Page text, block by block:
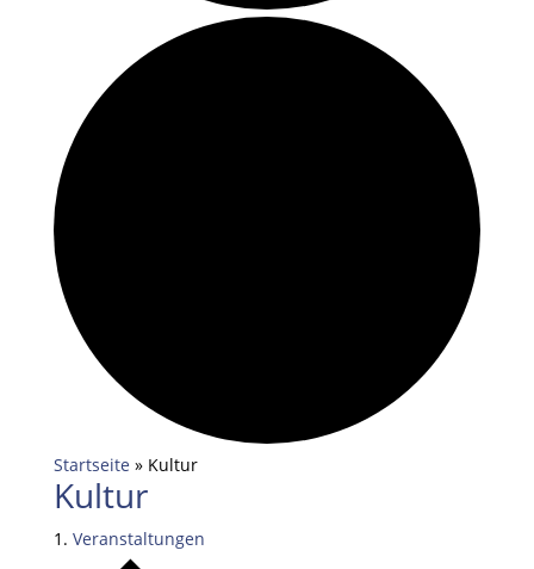
Startseite » Kultur
Kultur
Veranstaltungen